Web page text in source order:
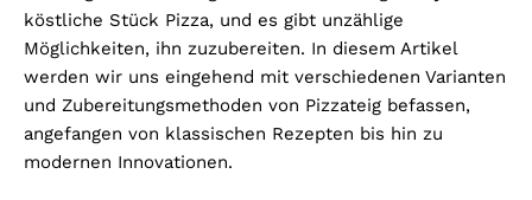
köstliche Stück Pizza, und es gibt unzählige
Möglichkeiten, ihn zuzubereiten. In diesem Artikel
werden wir uns eingehend mit verschiedenen Varianten
und Zubereitungsmethoden von Pizzateig befassen,
angefangen von klassischen Rezepten bis hin zu
modernen Innovationen.